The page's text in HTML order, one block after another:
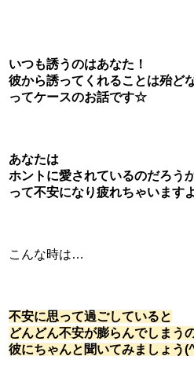
いつも誘うのはあなた！
彼から誘ってくれることは殆ど
ってケースのお話です☆
あなたは
ホントに愛されているのだろう
って不安になり疲れちゃいます
こんな時は…
不安に思って過ごしていると
どんどん不安が膨らんでしまう
彼にちゃんと聞いてみましょう